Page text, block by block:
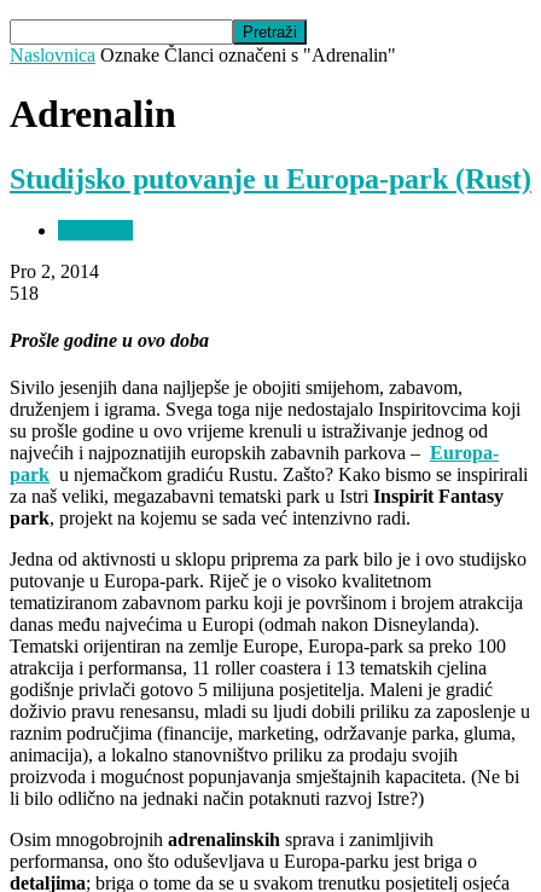
Naslovnica Oznake Članci označeni s "Adrenalin"
Adrenalin
Studijsko putovanje u Europa-park (Rust)
Pro 2, 2014
518
Prošle godine u ovo doba
Sivilo jesenjih dana najljepše je obojiti smijehom, zabavom,
druženjem i igrama. Svega toga nije nedostajalo Inspiritovcima koji
su prošle godine u ovo vrijeme krenuli u istraživanje jednog od
najvećih i najpoznatijih europskih zabavnih parkova – Europa-
park u njemačkom gradiću Rustu. Zašto? Kako bismo se inspirirali
za naš veliki, megazabavni tematski park u Istri Inspirit Fantasy
park, projekt na kojemu se sada već intenzivno radi.
Jedna od aktivnosti u sklopu priprema za park bilo je i ovo studijsko
putovanje u Europa-park. Riječ je o visoko kvalitetnom
tematiziranom zabavnom parku koji je površinom i brojem atrakcija
danas među najvećima u Europi (odmah nakon Disneylanda).
Tematski orijentiran na zemlje Europe, Europa-park sa preko 100
atrakcija i performansa, 11 roller coastera i 13 tematskih cjelina
godišnje privlači gotovo 5 milijuna posjetitelja. Maleni je gradić
doživio pravu renesansu, mladi su ljudi dobili priliku za zaposlenje u
raznim područjima (financije, marketing, održavanje parka, gluma,
animacija), a lokalno stanovništvo priliku za prodaju svojih
proizvoda i mogućnost popunjavanja smještajnih kapaciteta. (Ne bi
li bilo odlično na jednaki način potaknuti razvoj Istre?)
Osim mnogobrojnih adrenalinskih sprava i zanimljivih
performansa, ono što oduševljava u Europa-parku jest briga o
detaljima; briga o tome da se u svakom trenutku posjetitelj osjeća